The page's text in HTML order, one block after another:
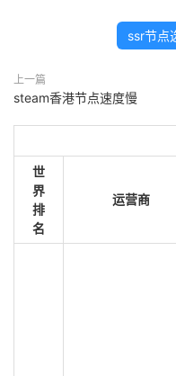
ssr节点
上一篇
steam香港节点速度慢
世
界
排
名
运营商